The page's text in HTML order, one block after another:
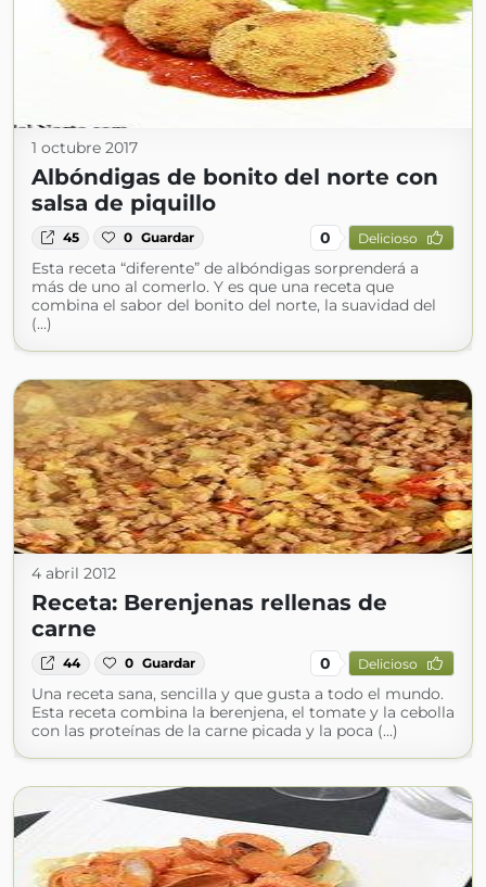
1 octubre 2017
Albóndigas de bonito del norte con
salsa de piquillo
45 0 Guardar 0 Delicioso
Esta receta “diferente” de albóndigas sorprenderá a
más de uno al comerlo. Y es que una receta que
combina el sabor del bonito del norte, la suavidad del
(...)
4 abril 2012
Receta: Berenjenas rellenas de
carne
44 0 Guardar 0 Delicioso
Una receta sana, sencilla y que gusta a todo el mundo.
Esta receta combina la berenjena, el tomate y la cebolla
con las proteínas de la carne picada y la poca (...)